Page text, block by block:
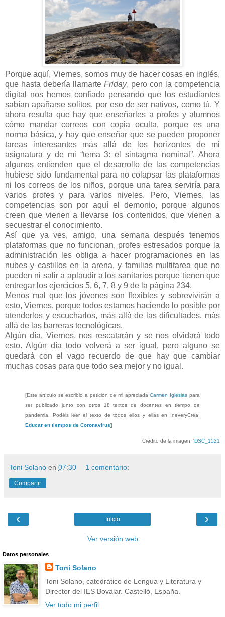
Porque aquí, Viernes, somos muy de hacer cosas en inglés,
que hasta debería llamarte Friday, pero con la competencia
digital nos hemos confiado pensando que los estudiantes
sabían apañarse solitos, por eso de ser nativos, como tú. Y
ahora resulta que hay que enseñarles a profes y alumnos
cómo mandar correos con copia oculta, porque es una
norma básica, y hay que enseñar que se pueden proponer
tareas interesantes más allá de los horizontes de mi
asignatura y de mi “tema 3: el sintagma nominal”. Ahora
algunos entienden que el desarrollo de las competencias
hubiese sido fundamental para no colapsar las plataformas
ni los correos de los niños, porque una tarea serviría para
varios profes y para varios niveles. Pero, Viernes, las
competencias son por aquí el demonio, porque algunos
creen que vienen a llevarse los contenidos, que vienen a
secuestrar el conocimiento.
Así que ya ves, amigo, una semana después tenemos
plataformas que no funcionan, profes estresados porque la
administración les obliga a hacer programaciones en las
nubes y castillos en la arena, y familias multitarea que no
pueden ni salir a aplaudir a los sanitarios porque tienen que
entregar los ejercicios 5, 6, 7, 8 y 9 de la página 234.
Menos mal que los jóvenes son flexibles y sobrevivirán a
esto, Viernes, porque todos estamos haciendo lo posible por
atenderlos y escucharlos, más allá de las dificultades, más
allá de las barreras tecnológicas.
Algún día, Viernes, nos rescatarán y se nos olvidará todo
esto. Algún día todo volverá a ser igual, pero alguno se
quedará con el vago recuerdo de que hay que cambiar
muchas cosas para que todo sea mejor y no igual.
[Este artículo se escribió a petición de mi apreciadaCarmen Iglesias para
ser publicado junto con otros 18 textos de docentes en tiempo de
pandemia. Podéis leer el texto de todos ellos y ellas en IneveryCrea:
Educar en tiempos de Coronavirus]
Crédito de la imagen: 'DSC_1521
Toni Solano en 07:30 1 comentario:
Compartir
‹ ›
Inicio
Ver versión web
Datos personales
Toni Solano
Toni Solano, catedrático de Lengua y Literatura y
Director del IES Bovalar. Castelló, España.
Ver todo mi perfil